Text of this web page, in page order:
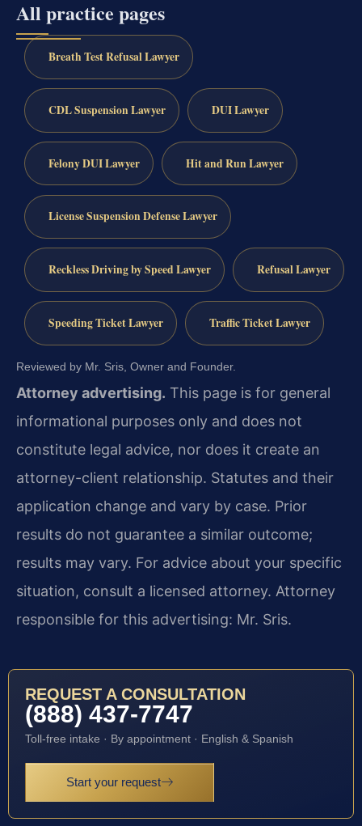
All practice pages
Breath Test Refusal Lawyer
CDL Suspension Lawyer DUI Lawyer
Felony DUI Lawyer Hit and Run Lawyer
License Suspension Defense Lawyer
Reckless Driving by Speed Lawyer Refusal Lawyer
Speeding Ticket Lawyer Traffic Ticket Lawyer
Reviewed by Mr. Sris, Owner and Founder.
Attorney advertising. This page is for general
informational purposes only and does not
constitute legal advice, nor does it create an
attorney-client relationship. Statutes and their
application change and vary by case. Prior
results do not guarantee a similar outcome;
results may vary. For advice about your specific
situation, consult a licensed attorney. Attorney
responsible for this advertising: Mr. Sris.
REQUEST A CONSULTATION
(888) 437-7747
Toll-free intake · By appointment · English & Spanish
Start your request